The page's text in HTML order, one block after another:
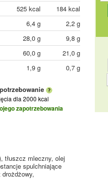
525 kcal
184 kcal
6,4 g
2,2 g
28,0 g
9,8 g
60,0 g
21,0 g
1,9 g 0,7 g
dla 2000 kcal
zapotrzebowania
tłuszcz mleczny, olej
spulchniające